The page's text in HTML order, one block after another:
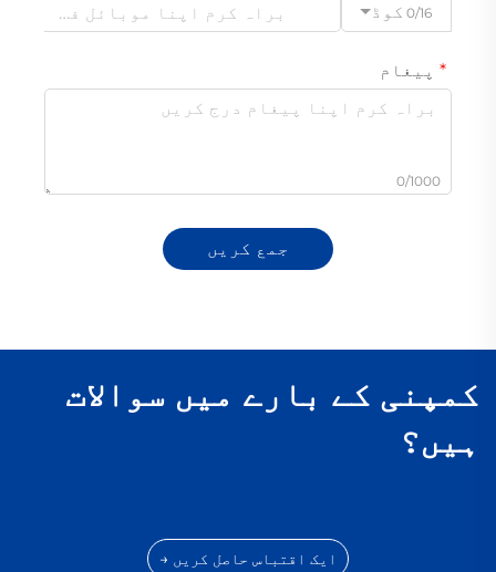
کوڈ 0/16
پیغام
0/1000
جمع کریں
کمپنی کے بارے میں سوالات
ہیں؟
ایک اقتباس حاصل کریں →